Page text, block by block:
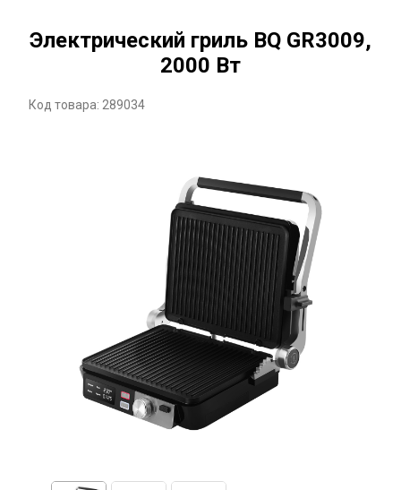
Электрический гриль BQ GR3009,
2000 Вт
Код товара: 289034